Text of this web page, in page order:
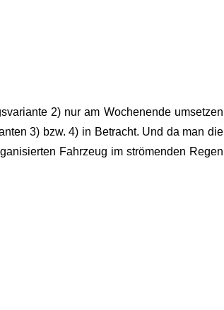
2) nur am Wochenende umsetzen
3) bzw. 4) in Betracht. Und da man die
Fahrzeug im strömenden Regen